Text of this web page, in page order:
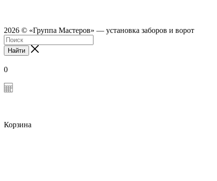
2026 © «Группа Мастеров» — установка заборов и ворот
Найти
0
Корзина